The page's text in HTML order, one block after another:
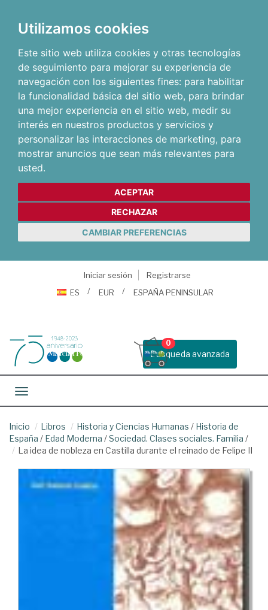
Utilizamos cookies
Este sitio web utiliza cookies y otras tecnologías
de seguimiento para mejorar su experiencia de
navegación con los siguientes fines: para habilitar
la funcionalidad básica del sitio web, para brindar
una mejor experiencia en el sitio web, medir su
interés en nuestros productos y servicios y
personalizar las interacciones de marketing, para
mostrar anuncios que sean más relevantes para
usted.
ACEPTAR
RECHAZAR
CAMBIAR PREFERENCIAS
Iniciar sesión
Registrarse
ES
EUR ESPAÑA PENINSULAR
Busqueda avanzada
0
Toggle navigation
Inicio Libros Historia y Ciencias Humanas / Historia de
España / Edad Moderna /Sociedad. Clases sociales. Familia /
La idea de nobleza en Castilla durante el reinado de Felipe II